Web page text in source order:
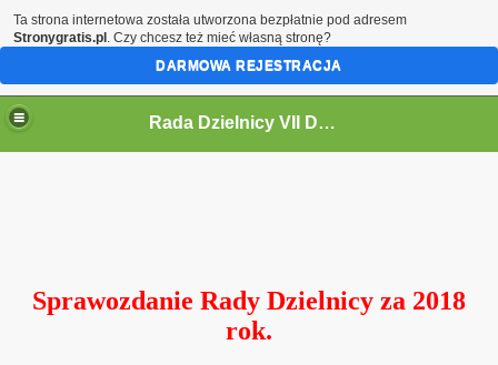
Rada Dzielnicy VII Dwór
Sprawozdanie Rady Dzielnicy za 2018
rok.
Ta strona internetowa została utworzona bezpłatnie pod adresem
Stronygratis.pl . Czy chcesz też mieć własną stronę?
DARMOWA REJESTRACJA